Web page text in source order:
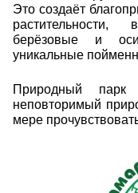
Это создаёт
берёзовые и
уникальные
Природный
неповторимый
мере
dsc09293.jpg